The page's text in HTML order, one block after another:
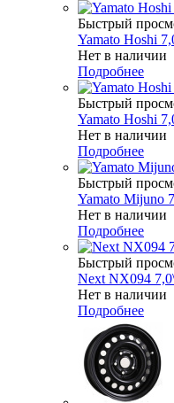
Быстрый
Yamato Hoshi
Нет в наличии
Подробнее
Быстрый
Yamato Hoshi
Нет в наличии
Подробнее
Быстрый
Yamato Mijuno
Нет в наличии
Подробнее
Быстрый
Next NX094
Нет в наличии
Подробнее